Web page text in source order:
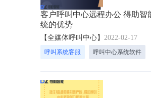
客户呼叫中心远程办公 得助智能呼叫系
统的优势
【全媒体呼叫中心】 2022-02-17
呼叫系统客服 呼叫中心系统软件